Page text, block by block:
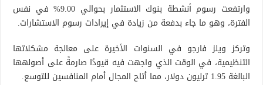
وارتفعت رسوم أنشطة بنوك الاستثمار بحوالي 9.00% في نفس
الفترة، وهو ما جاء بدفعة من زيادة في إيرادات رسوم الاستشارات.
وتركز ويلز فارجو في السنوات الأخيرة على معالجة مشكلاتها
التنظيمية، في الوقت الذي واجهت فيه قيودًا صارمةً على أصولهها
البالغة 1.95 ترليون دولار، مما أتاح المجال أمام المنافسين للتوسع.